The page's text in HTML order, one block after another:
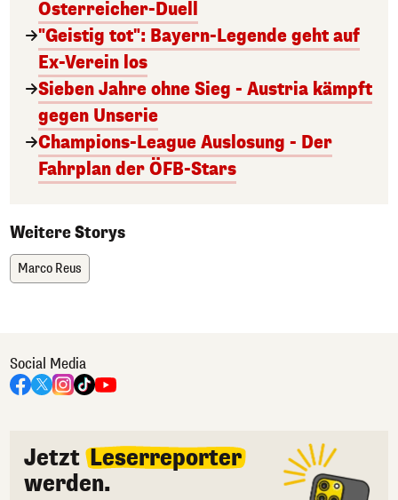
Österreicher-Duell
"Geistig tot": Bayern-Legende geht auf
Ex-Verein los
Sieben Jahre ohne Sieg - Austria kämpft
gegen Unserie
Champions-League Auslosung - Der
Fahrplan der ÖFB-Stars
Weitere Storys
Marco Reus
Social Media
Jetzt Leserreporter
werden.